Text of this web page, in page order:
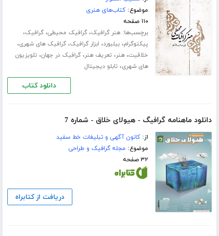
موضوع:کتاب‌های هنری
۱۱۰ صفحه
برچسب‌ها:هنر گرافیک،گرافیک محیطی،گرافیک،
پیکتوگرام،بیلبورد، ابزار گرافیک،گرافیک های شهری،
خلاقیت،هنر، تعریف هنر،گرافیک در جهان، تلویزیون
های شهری، تابلو دیجیتال
دانلود کتاب
دانلود ماهنامه گرافیگ - هیولای خلاق - شماره 7
از:کانون آگهی و تبلیغات خط سفید
موضوع: مجله گرافیک و طراحی
۳۲ صفحه
دریافت از کتابراه